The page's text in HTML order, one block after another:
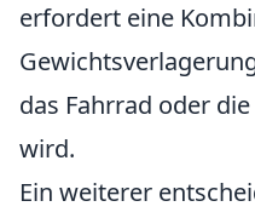
erfordert eine
das Fahrrad oder
wird.
Ein weiterer